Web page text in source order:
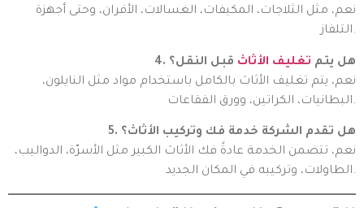
نعم، مثل الثلاجات، المكيفات، الغسالات، الأفران، وحتى أجهزة
التلفاز.
4. هل يتم تغليف الأثاث قبل النقل؟
نعم، يتم تغليف الأثاث بالكامل باستخدام مواد مثل النايلون،
البطانيات، الكراتين، وورق الفقاعات.
5. هل تقدم الشركة خدمة فك وتركيب الأثاث؟
نعم، تتضمن الخدمة عادةً فك الأثاث الكبير مثل الأسرّة، الدواليب،
الطاولات، وتركيبه في المكان الجديد.